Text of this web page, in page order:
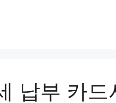
납부 카드